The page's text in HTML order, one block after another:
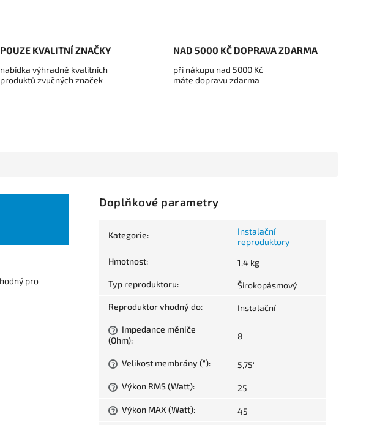
POUZE KVALITNÍ ZNAČKY
nabídka výhradně kvalitních
produktů zvučných značek
NAD 5000 KČ DOPRAVA ZDARMA
při nákupu nad 5000 Kč
máte dopravu zdarma
pro
Doplňkové parametry
Kategorie:
Instalační
reproduktory
Hmotnost: 1.4 kg
Typ reproduktoru: Širokopásmový
Reproduktor vhodný do: Instalační
?
Impedance měniče
(Ohm): 8
? Velikost membrány ("): 5,75"
? Výkon RMS (Watt): 25
? Výkon MAX (Watt): 45